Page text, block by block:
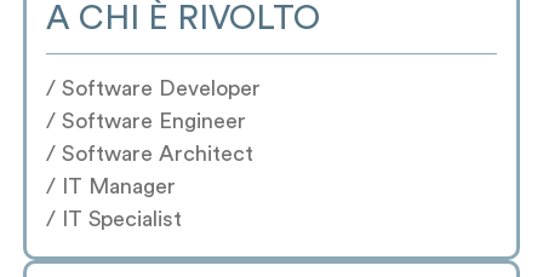
A CHI È RIVOLTO
/ Software Developer
/ Software Engineer
/ Software Architect
/ IT Manager
/ IT Specialist